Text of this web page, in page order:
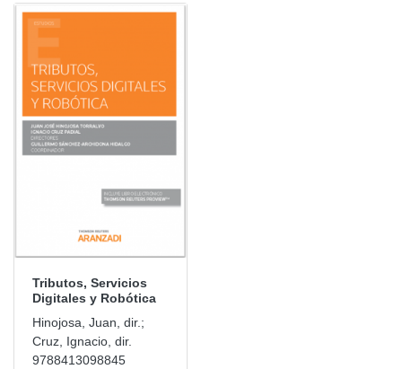
Tributos, Servicios
Digitales y Robótica
Hinojosa, Juan, dir.;
Cruz, Ignacio, dir.
9788413098845